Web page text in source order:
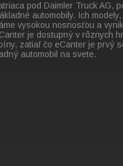
pod Daimler Truck AG,
automobily. Ich modely,
vysokou nosnosťou a
je dostupný v rôznych
zatiaľ čo eCanter je prvý
automobil na svete.